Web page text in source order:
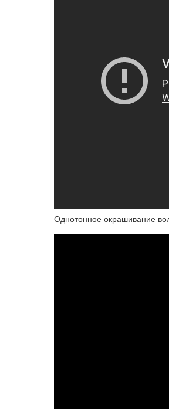
Однотонное окрашивание